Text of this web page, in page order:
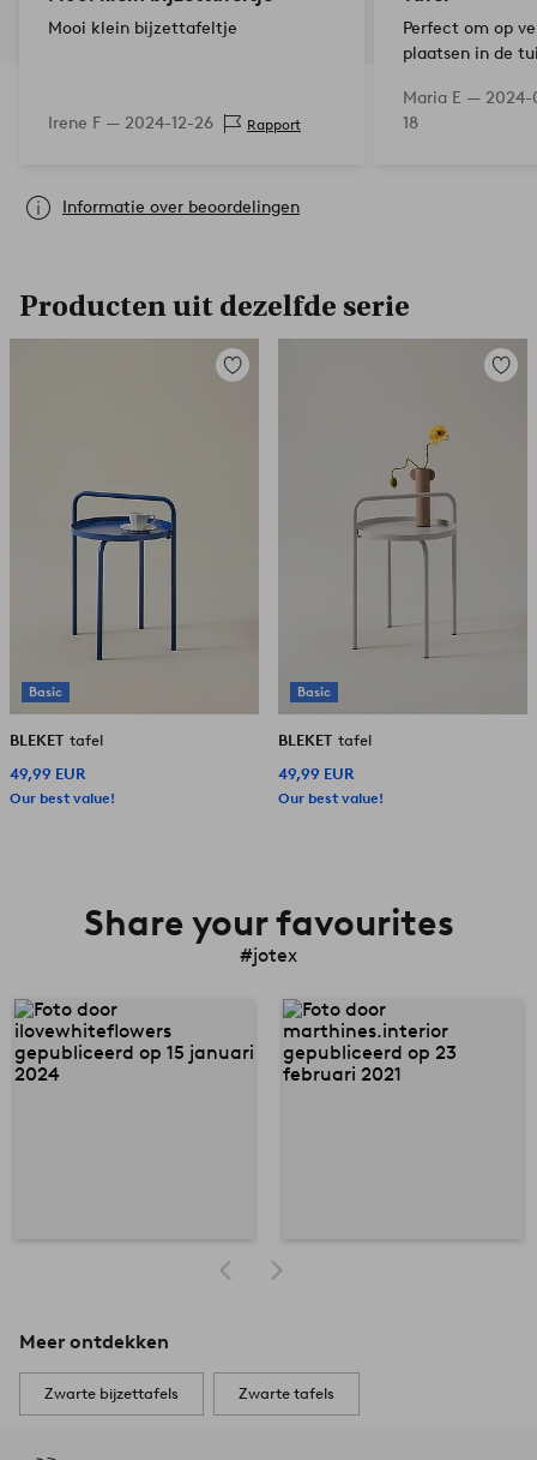
Mooi klein bijzettafeltje
Irene F — 2024-12-26 Rapport
Perfect om op
plaatsen in de
Maria E — 2024-
18
Informatie over beoordelingen
Producten uit dezelfde serie
Basic
Toevoegen
BLEKET tafel
49,99 EUR
Our best value!
Basic
BLEKET tafel
49,99 EUR
Our best value!
Share your favourites
#jotex
Meer ontdekken
Zwarte bijzettafels Zwarte tafels